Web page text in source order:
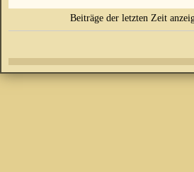
Beiträge der letzten Zeit